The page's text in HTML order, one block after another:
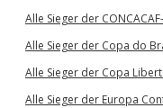
Alle Sieger der
Alle Sieger der Copa do
Alle Sieger der Copa
Alle Sieger der Europa